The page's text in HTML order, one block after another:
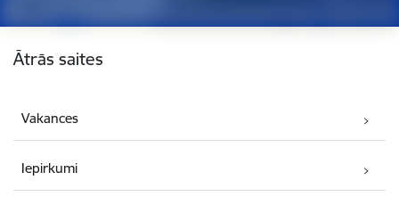
Ātrās saites
Vakances
Iepirkumi